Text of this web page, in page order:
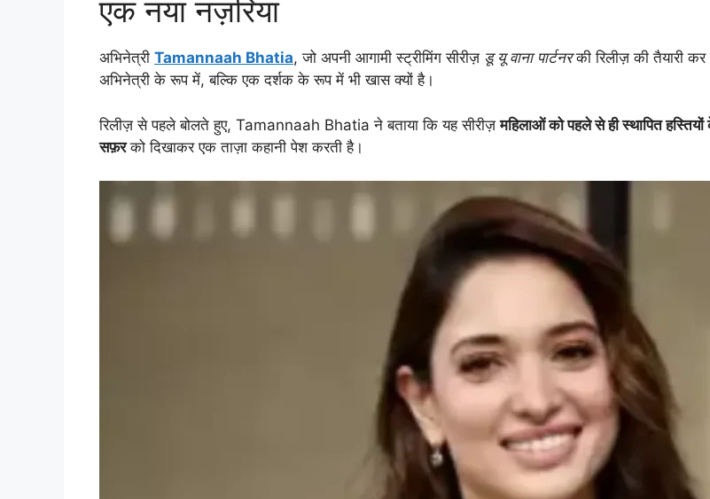
एक नया नज़रिया
अभिनेत्री Tamannaah Bhatia, जो अपनी आगामी स्ट्रीमिंग सीरीज़ डू यू वाना पार्टनरकी रिलीज़ की तैयारी
अभिनेत्री के रूप में, बल्कि एक दर्शक के रूप में भी खास क्यों है।
रिलीज़ से पहले बोलते हुए, Tamannaah Bhatia ने बताया कि यह सीरीज़महिलाओं को पहले से ही स्थापित
सफ़रको दिखाकर एक ताज़ा कहानी पेश करती है।